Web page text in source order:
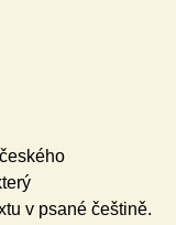
v psané češtině.